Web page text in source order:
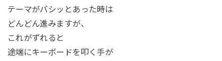
テーマがバシッとあった時は
どんどん進みますが、
これがずれると
途端にキーボードを叩く手が